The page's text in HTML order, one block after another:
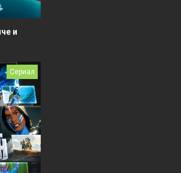
и
Сериал